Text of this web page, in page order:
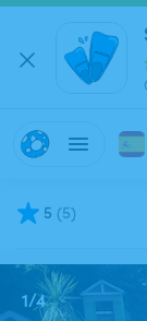
5 (5)
Este
1/4